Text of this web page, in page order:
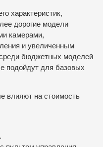
характеристик,
дорогие модели
камерами,
и увеличенным
бюджетных моделей
подойдут для базовых
влияют на стоимость